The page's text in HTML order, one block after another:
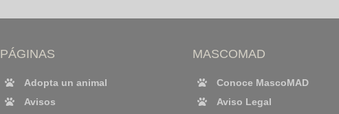
PÁGINAS
Adopta un animal
Avisos
MASCOMAD
Conoce MascoMAD
Aviso Legal